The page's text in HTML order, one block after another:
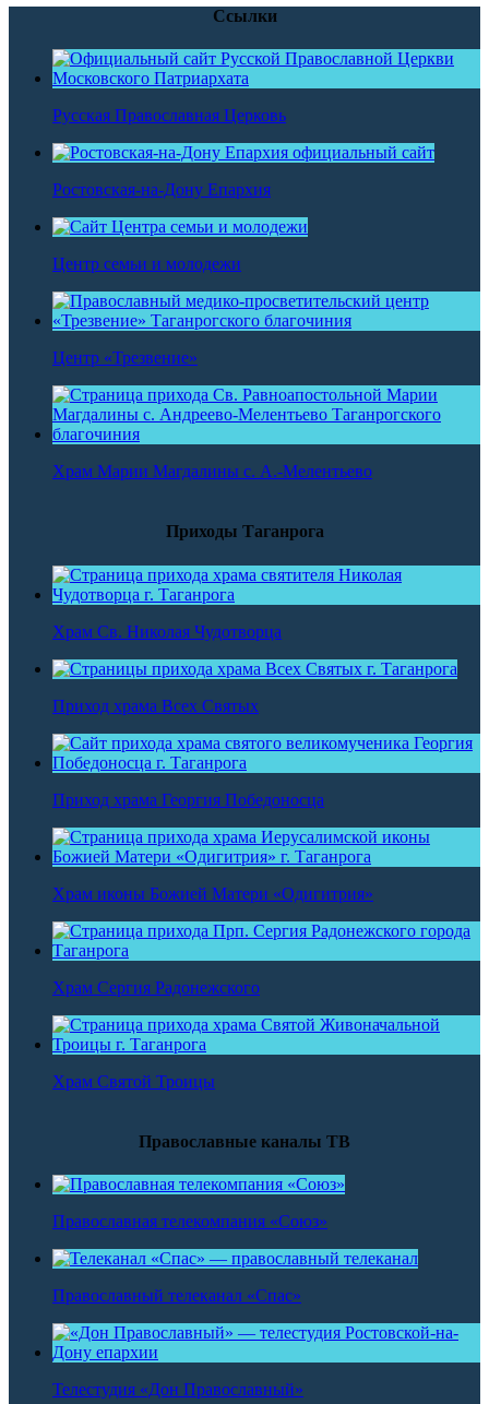
Ссылки
Русская Православная Церковь
Ростовская-на-Дону Епархия
Центр семьи и молодежи
Центр «Трезвение»
Храм Марии Магдалины с. А.-Мелентьево
Приходы Таганрога
Храм Св. Николая Чудотворца
Приход храма Всех Святых
Приход храма Георгия Победоносца
Храм иконы Божией Матери «Одигитрия»
Храм Сергия Радонежского
Храм Святой Троицы
Православные каналы ТВ
Православная телекомпания «Союз»
Православный телеканал «Спас»
Телестудия «Дон Православный»